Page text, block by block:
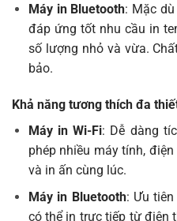
Máy in Bluetooth: Mặc
đáp ứng tốt nhu cầu in
số lượng nhỏ và vừa.
bảo.
Khả năng tương thích đa
Máy in Wi-Fi: Dễ dàng
phép nhiều máy tính,
và in ấn cùng lúc.
Máy in Bluetooth: Ưu
có thể in trực tiếp từ điện